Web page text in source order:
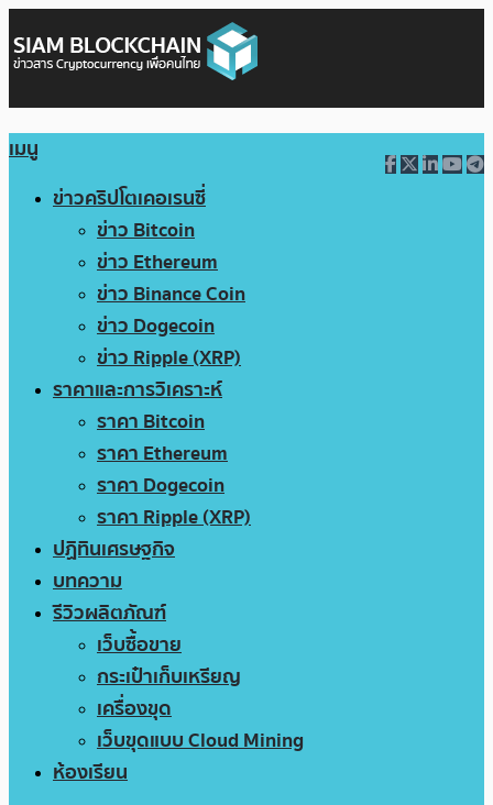
เมนู
ข่าวคริปโตเคอเรนซี่
ข่าว Bitcoin
ข่าว Ethereum
ข่าว Binance Coin
ข่าว Dogecoin
ข่าว Ripple (XRP)
ราคาและการวิเคราะห์
ราคา Bitcoin
ราคา Ethereum
ราคา Dogecoin
ราคา Ripple (XRP)
ปฏิทินเศรษฐกิจ
บทความ
รีวิวผลิตภัณฑ์
เว็บซื้อขาย
กระเป๋าเก็บเหรียญ
เครื่องขุด
เว็บขุดแบบ Cloud Mining
ห้องเรียน